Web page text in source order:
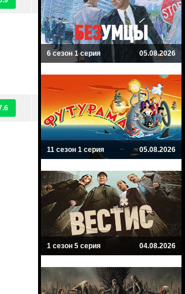
6 сезон 1 серия 05.08.2026
11 сезон 1 серия 05.08.2026
1 сезон 5 серия 04.08.2026